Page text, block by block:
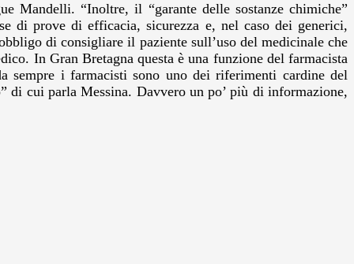
Mandelli. “Inoltre, il “garante delle sostanze chimiche”
di prove di efficacia, sicurezza e, nel caso dei generici,
di consigliare il paziente sull’uso del medicinale che
In Gran Bretagna questa è una funzione del farmacista
sempre i farmacisti sono uno dei riferimenti cardine del
di cui parla Messina. Davvero un po’ più di informazione,